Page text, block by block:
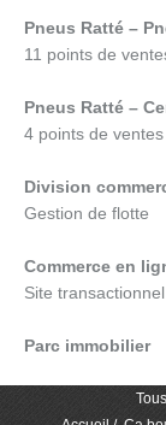
Pneus Ratté –
11 points de
Pneus Ratté –
4 points de
Division
Gestion de flotte
Commerce en
Site transactionnel
Parc immobilier